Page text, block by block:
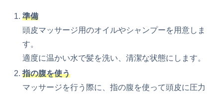
準備
頭皮マッサージ用のオイルやシャンプーを用意しま
す。
適度に温かい水で髪を洗い、清潔な状態にします。
指の腹を使う
マッサージを行う際に、指の腹を使って頭皮に圧力